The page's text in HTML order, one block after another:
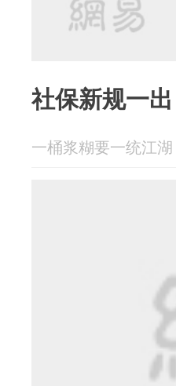
社保新规一
一桶浆糊要一统江